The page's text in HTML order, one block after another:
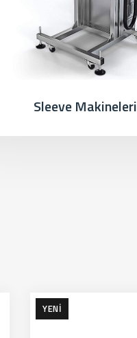
Sleeve Makineleri
YENI